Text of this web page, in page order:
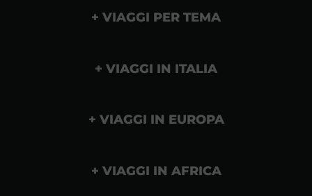
VIAGGI PER TEMA
VIAGGI IN ITALIA
VIAGGI IN EUROPA
VIAGGI IN AFRICA